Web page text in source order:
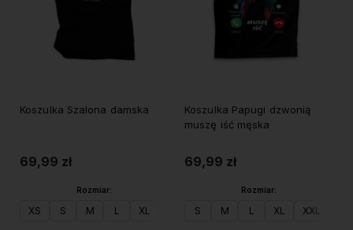
Koszulka Szalona damska
69,99 zł
Rozmiar:
XS S M L XL
Koszulka Papugi dzwonią
muszę iść męska
69,99 zł
Rozmiar:
S M L XL XXL